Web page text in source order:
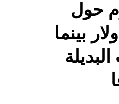
حول
7،000 دولار بينما